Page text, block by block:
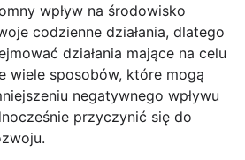
wpływ na środowisko
codzienne działania, dlatego
działania mające na celu
wiele sposobów, które mogą
negatywnego wpływu
przyczynić się do